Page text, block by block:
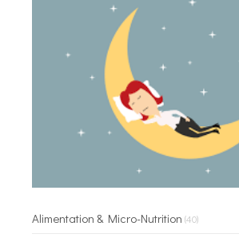
Alimentation & Micro-Nutrition (40)